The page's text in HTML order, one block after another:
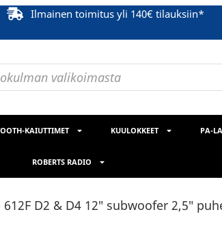
Ilmainen toimitus yli 140€ tilauksiin*
KAIUTTIMET KUULOKKEET PA-
ROBERTS RADIO
D2 & D4 12″ subwoofer 2,5″